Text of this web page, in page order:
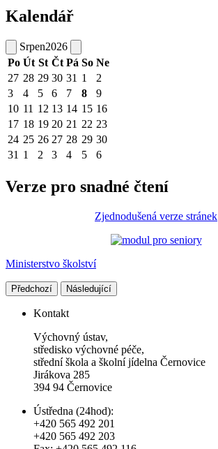
Kalendář
Srpen2026
Po Út St Čt Pá So Ne
27 28 29 30 31 1
2
3
4 5 6 7 8
9
10 11 12 13 14 15 16
17 18 19 20 21 22 23
24 25 26 27 28 29 30
31 1 2 3 4 5 6
Verze pro snadné čtení
Zjednodušená verze stránek
Ministerstvo školství
Předchozí Následující
Kontakt
Výchovný ústav,
středisko výchovné péče,
střední škola a školní jídelna Černovice
Jirákova 285
394 94 Černovice
Ústředna (24hod):
+420 565 492 201
+420 565 492 203